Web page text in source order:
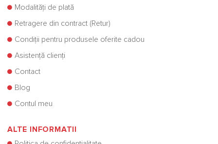
Modalități de plată
Retragere din contract (Retur)
Condiții pentru produsele oferite cadou
Asistență clienți
Contact
Blog
Contul meu
ALTE INFORMATII